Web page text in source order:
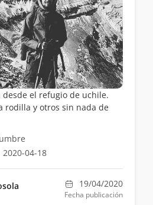
desde el refugio de uchile.
rodilla y otros sin nada de
2020-04-18
19/04/2020
Fecha publicación